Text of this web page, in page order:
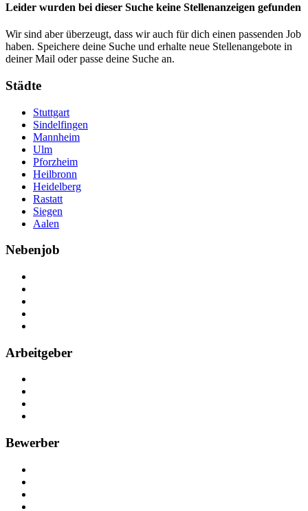
Leider wurden bei dieser Suche keine Stellenanzeigen gefunden
Wir sind aber überzeugt, dass wir auch für dich einen passenden Job
haben. Speichere deine Suche und erhalte neue Stellenangebote in
deiner Mail oder passe deine Suche an.
Städte
Stuttgart
Sindelfingen
Mannheim
Ulm
Pforzheim
Heilbronn
Heidelberg
Rastatt
Siegen
Aalen
Nebenjob
Arbeitgeber
Bewerber